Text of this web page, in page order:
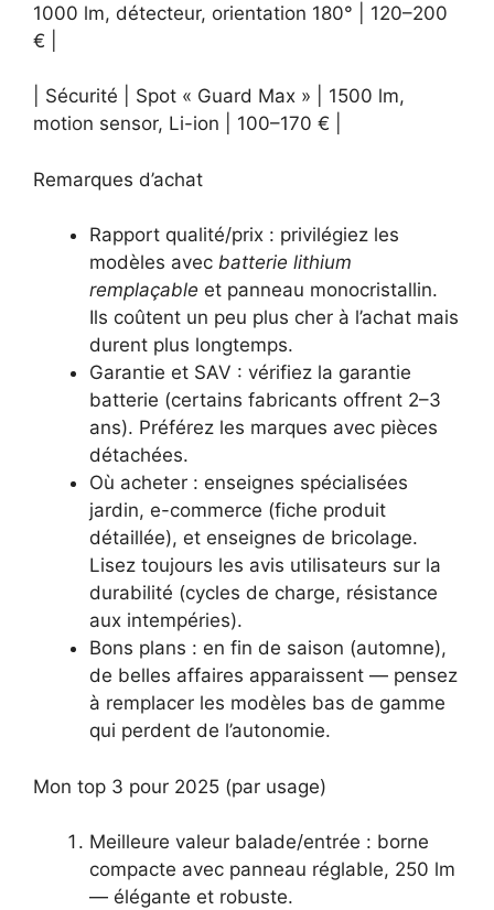
1000 lm, détecteur, orientation 180° | 120–200
€ |
| Sécurité | Spot « Guard Max » | 1500 lm,
motion sensor, Li-ion | 100–170 € |
Remarques d’achat
Rapport qualité/prix : privilégiez les
modèles avec batterie lithium
remplaçable et panneau monocristallin.
Ils coûtent un peu plus cher à l’achat mais
durent plus longtemps.
Garantie et SAV : vérifiez la garantie
batterie (certains fabricants offrent 2–3
ans). Préférez les marques avec pièces
détachées.
Où acheter : enseignes spécialisées
jardin, e-commerce (fiche produit
détaillée), et enseignes de bricolage.
Lisez toujours les avis utilisateurs sur la
durabilité (cycles de charge, résistance
aux intempéries).
Bons plans : en fin de saison (automne),
de belles affaires apparaissent — pensez
à remplacer les modèles bas de gamme
qui perdent de l’autonomie.
Mon top 3 pour 2025 (par usage)
Meilleure valeur balade/entrée : borne
compacte avec panneau réglable, 250 lm
— élégante et robuste.